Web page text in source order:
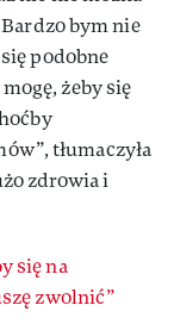
bym nie
podobne
żeby się
tłumaczyła
zdrowia i
się na
zwolnić”